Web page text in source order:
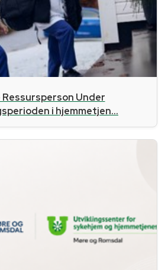
Ressursperson Under
i hjemmetjen...